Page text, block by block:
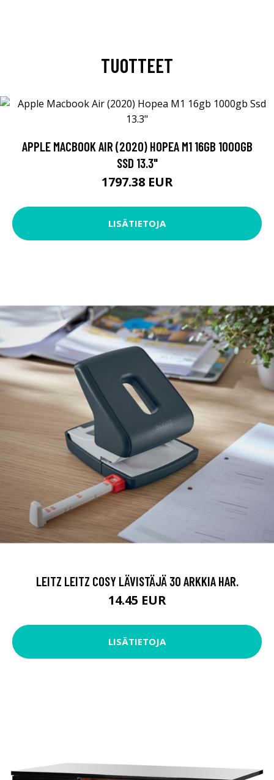
TUOTTEET
APPLE MACBOOK AIR (2020) HOPEA M1 16GB 1000GB
SSD 13.3"
1797.38 EUR
LISÄTIETOJA
LEITZ LEITZ COSY LÄVISTÄJÄ 30 ARKKIA HAR.
14.45 EUR
LISÄTIETOJA